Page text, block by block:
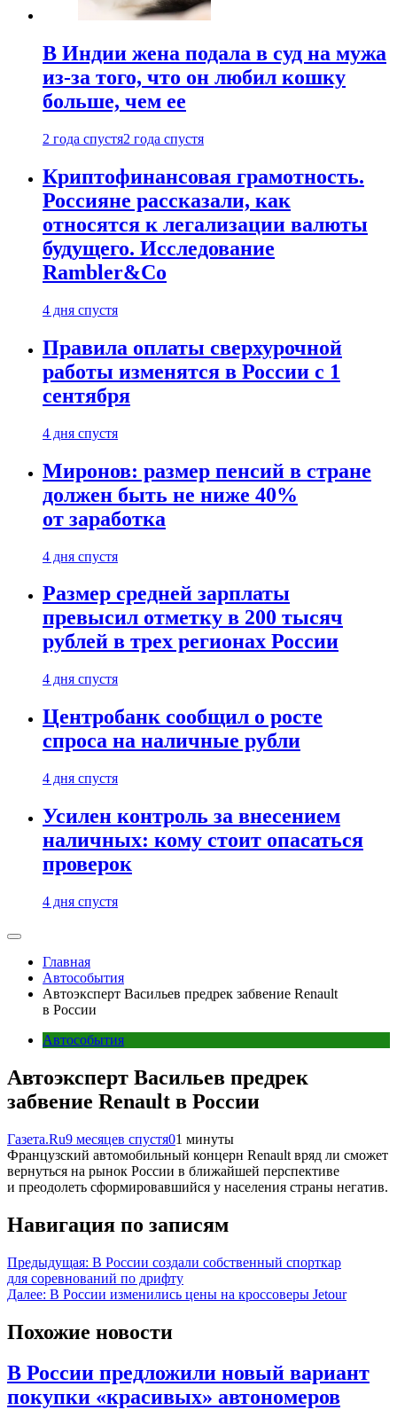
В Индии жена подала в суд на мужа
из-за того, что он любил кошку
больше, чем ее
2 года спустя2 года спустя
Криптофинансовая грамотность.
Россияне рассказали, как
относятся к легализации валюты
будущего. Исследование
Rambler&Co
4 дня спустя
Правила оплаты сверхурочной
работы изменятся в России с 1
сентября
4 дня спустя
Миронов: размер пенсий в стране
должен быть не ниже 40%
от заработка
4 дня спустя
Размер средней зарплаты
превысил отметку в 200 тысяч
рублей в трех регионах России
4 дня спустя
Центробанк сообщил о росте
спроса на наличные рубли
4 дня спустя
Усилен контроль за внесением
наличных: кому стоит опасаться
проверок
4 дня спустя
Главная
Автособытия
Автоэксперт Васильев предрек забвение Renault
в России
Автособытия
Автоэксперт Васильев предрек
забвение Renault в России
Газета.Ru9 месяцев спустя01 минуты
Французский автомобильный концерн Renault вряд ли сможет
вернуться на рынок России в ближайшей перспективе
и преодолеть сформировавшийся у населения страны негатив.
Навигация по записям
Предыдущая: В России создали собственный спорткар
для соревнований по дрифту
Далее: В России изменились цены на кроссоверы Jetour
Похожие новости
В России предложили новый вариант
покупки «красивых» автономеров